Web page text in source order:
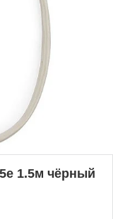
1.5м чёрный